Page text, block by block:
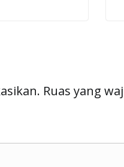
Ruas yang